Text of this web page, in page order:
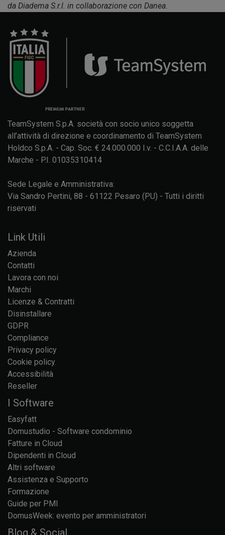
da Diadema S.r.l. in collaborazione con Danea.
TeamSystem S.p.A. società con socio unico soggetta
all’attività di direzione e coordinamento di TeamSystem
Holdco S.p.A. - Cap. Soc. € 24.000.000 I.v. - C.C.I.A.A. delle
Marche - P.I. 01035310414
Sede Legale e Amministrativa:
Via Sandro Pertini, 88 - 61122 Pesaro (PU) - Tutti i diritti
riservati
Link Utili
Azienda
Contatti
Lavora con noi
Marchi
Licenze & Contratti
Disinstallare
GDPR
Compliance
Privacy policy
Cookie policy
Accessibilità
Reseller
I Software
Easyfatt
Domustudio - Software condominio
Fatture in Cloud
Dipendenti in Cloud
Altri software
Assistenza e Supporto
Formazione
Guide per PMI
DomusWeek: evento per amministratori
Blog & Social